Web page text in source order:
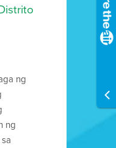
ng
ng